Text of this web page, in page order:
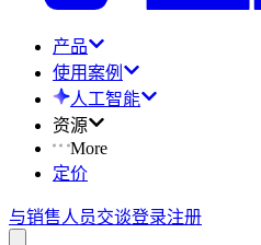
产品
使用案例
人工智能
资源
More
定价
与销售人员交谈登录注册